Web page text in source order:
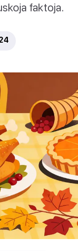
faktoja.